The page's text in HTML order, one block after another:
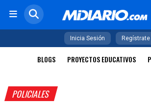
Inicia Sesión Regístrate
BLOGS PROYECTOS EDUCATIVOS
POLICIALES